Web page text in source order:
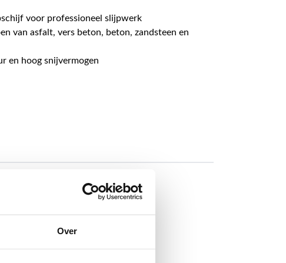
Over
voor professioneel slijpwerk
van asfalt, vers beton, beton, zandsteen en
en hoog snijvermogen
snijprestaties en